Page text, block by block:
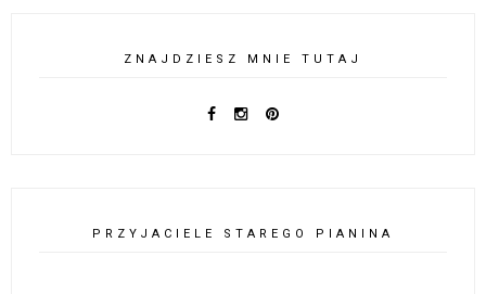
ZNAJDZIESZ MNIE TUTAJ
PRZYJACIELE STAREGO PIANINA